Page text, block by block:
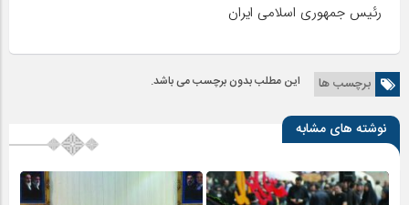
رئیس جمهوری اسلامی ایران
برچسب ها این مطلب بدون برچسب می باشد.
نوشته های مشابه